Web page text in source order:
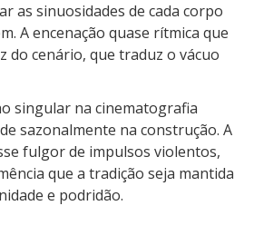
as sinuosidades de cada corpo
A encenação quase rítmica que
do cenário, que traduz o vácuo
singular na cinematografia
sazonalmente na construção. A
fulgor de impulsos violentos,
que a tradição seja mantida
e podridão.